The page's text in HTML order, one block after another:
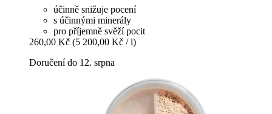
účinně snižuje pocení
s účinnými minerály
pro příjemně svěží pocit
260,00 Kč (5 200,00 Kč / l)
Doručení do 12. srpna